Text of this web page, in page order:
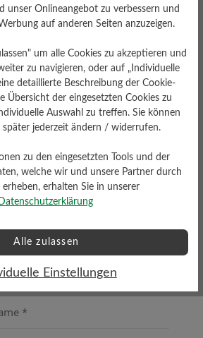
unser Onlineangebot zu verbessern und
auf anderen Seiten anzuzeigen.
um alle Cookies zu akzeptieren und
zu navigieren, oder auf „Individuelle
detaillierte Beschreibung der Cookie-
Übersicht der eingesetzten Cookies zu
Auswahl zu treffen. Sie können
später jederzeit ändern / widerrufen.
zu den eingesetzten Tools und der
welche wir und unsere Partner durch
erheben, erhalten Sie in unserer
Datenschutzerklärung
Alle zulassen
Einstellungen